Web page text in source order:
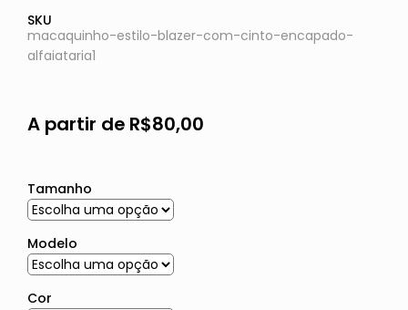
SKU
macaquinho-estilo-blazer-com-cinto-encapado-
alfaiataria1
A partir de R$80,00
Tamanho
Modelo
Cor